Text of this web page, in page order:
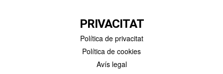
PRIVACITAT
Política de privacitat
Política de cookies
Avís legal